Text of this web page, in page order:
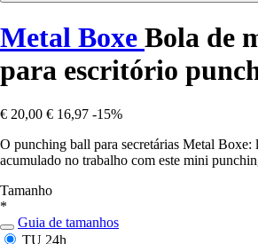
Metal Boxe Bola de
para escritório
€ 20,00 € 16,97 -15%
O punching ball para secretárias Metal Boxe:
acumulado no trabalho com este mini
Tamanho
*
Guia de tamanhos
TU 24h